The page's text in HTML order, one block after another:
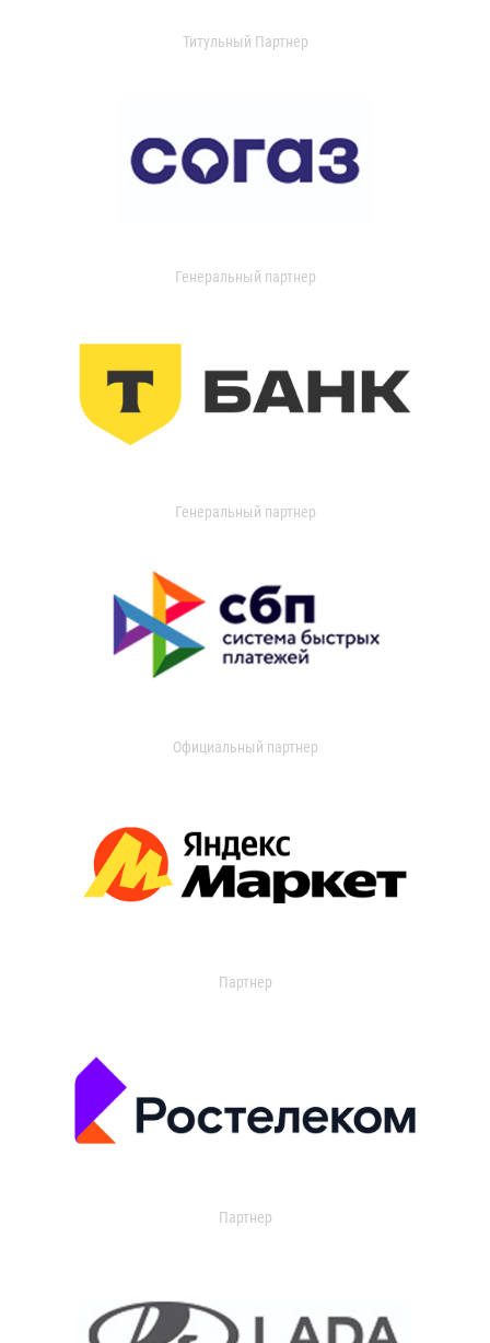
Титульный Партнер
Генеральный партнер
Генеральный партнер
Официальный партнер
Партнер
Партнер